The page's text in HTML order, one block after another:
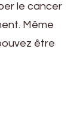
le cancer
Même
être